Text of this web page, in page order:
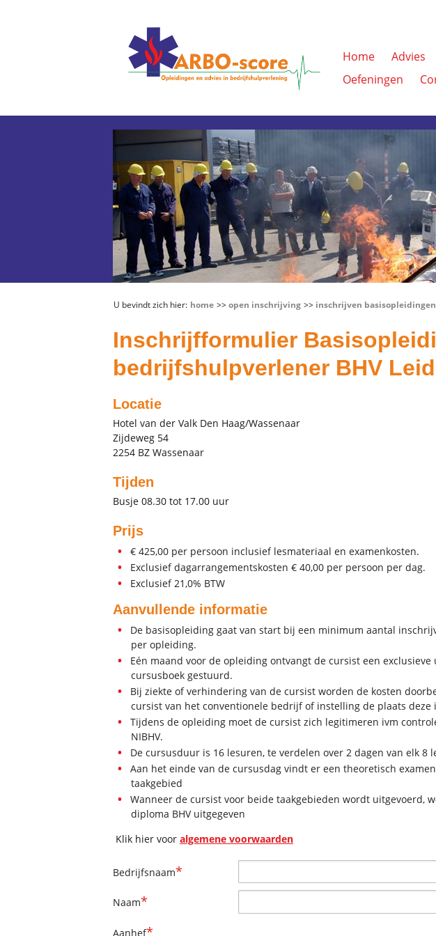
Home Advies
Oefeningen
U bevindt zich hier: home >>open inschrijving >> inschrijven
Inschrijfformulier
bedrijfshulpverlener BHV
Locatie
Hotel van der Valk Den Haag/Wassenaar
Zijdeweg 54
2254 BZ Wassenaar
Tijden
Busje 08.30 tot 17.00 uur
Prijs
€ 425,00 per persoon inclusief lesmateriaal en examenkosten.
Exclusief dagarrangementskosten € 40,00 per persoon per dag.
Exclusief 21,0% BTW
Aanvullende informatie
De basisopleiding gaat van start bij een minimum aantal
per opleiding.
Eén maand voor de opleiding ontvangt de cursist een
cursusboek gestuurd.
Bij ziekte of verhindering van de cursist worden de kosten
cursist van het conventionele bedrijf of instelling de plaats deze
Tijdens de opleiding moet de cursist zich legitimeren ivm
NIBHV.
De cursusduur is 16 lesuren, te verdelen over 2 dagen van elk 8
Aan het einde van de cursusdag vindt er een theoretisch
taakgebied
Wanneer de cursist voor beide taakgebieden wordt uitgevoerd,
diploma BHV uitgegeven
Klik hier voor algemene voorwaarden
Bedrijfsnaam*
Naam*
Aanhef*